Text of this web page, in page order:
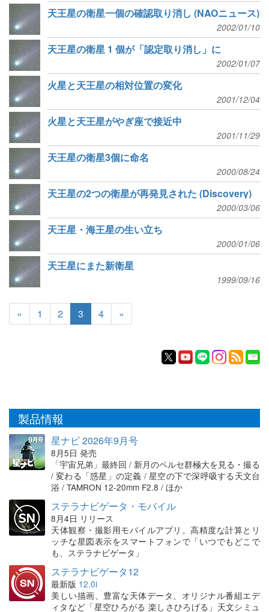
天王星の衛星一個の確認取り消し (NAOニュース)
2002/01/10
天王星の衛星 1 個が「認定取り消し」に
2002/01/07
火星と天王星の相対位置の変化
2001/12/04
火星と天王星がやぎ座で接近中
2001/11/29
天王星の衛星3個に命名
2000/08/24
天王星の2つの衛星が再発見された (Discovery)
2000/03/06
天王星・海王星の生い立ち
2000/01/06
天王星にまた新衛星
1999/09/16
« 1 2 3 4 »
製品情報
星ナビ 2026年9月号
8月5日 発売
「宇宙兄弟」最終回 / 新月のペルセ群極大を見る・撮る
/ 変わる「惑星」の定義 / 星空の下で深呼吸する天文台
浴 / TAMRON 12-20mm F2.8 / ほか
ステラナビゲータ・モバイル
8月4日 リリース
天体観察・撮影用モバイルアプリ。高精度な計算とリ
ッチな星図表示をスマートフォンで「いつでもどこで
も、ステラナビゲータ」
ステラナビゲータ12
最新版 12.0i
美しい描画、豊富な天体データ、オリジナル番組エデ
ィタなど「星空ひろがる 楽しさひろげる」天文シミュ